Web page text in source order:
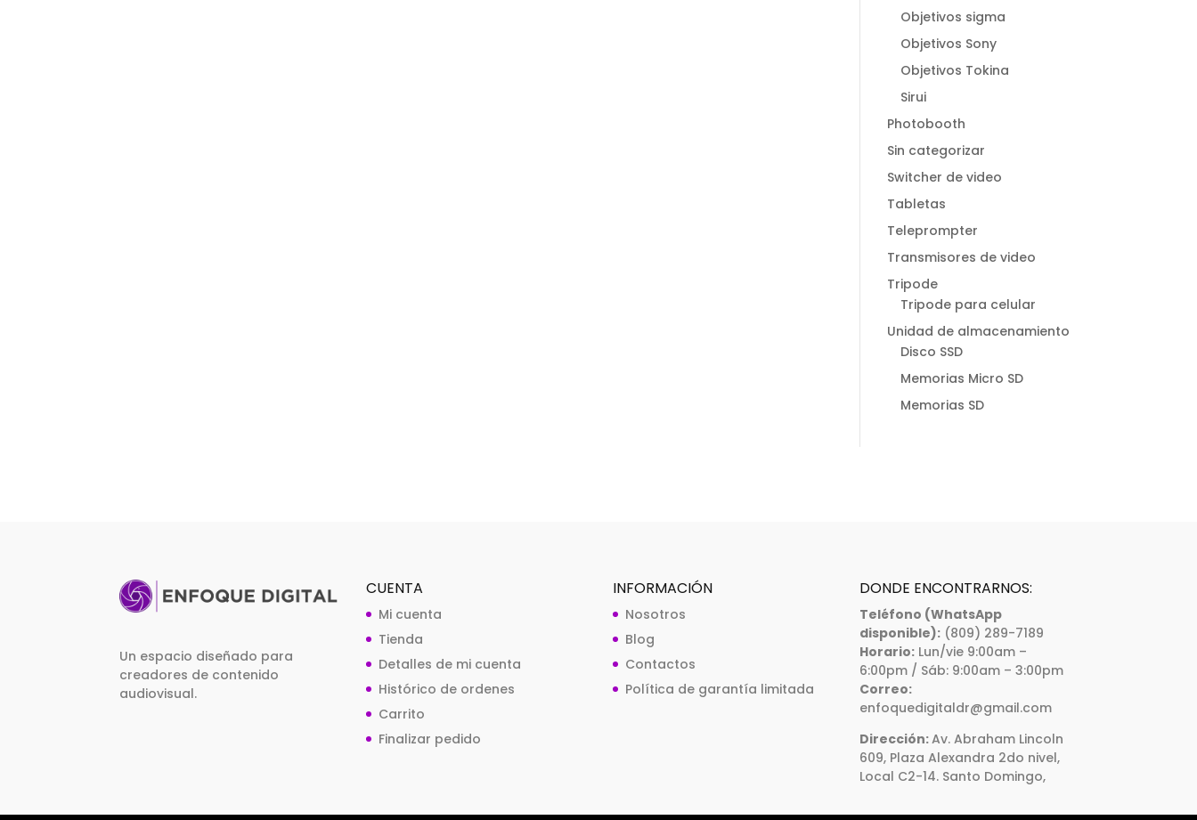
Objetivos sigma
Objetivos Sony
Objetivos Tokina
Sirui
Photobooth
Sin categorizar
Switcher de video
Tabletas
Teleprompter
Transmisores de video
Tripode
Tripode para celular
Unidad de almacenamiento
Disco SSD
Memorias Micro SD
Memorias SD
Un espacio diseñado para
creadores de contenido
audiovisual.
CUENTA
Mi cuenta
Tienda
Detalles de mi cuenta
Histórico de ordenes
Carrito
Finalizar pedido
INFORMACIÓN
Nosotros
Blog
Contactos
Política de garantía limitada
DONDE ENCONTRARNOS:
Teléfono (WhatsApp
disponible):(809) 289-7189
Horario:Lun/vie 9:00am –
6:00pm / Sáb: 9:00am – 3:00pm
Correo:
enfoquedigitaldr@gmail.com
Dirección:Av. Abraham Lincoln
609, Plaza Alexandra 2do nivel,
Local C2-14. Santo Domingo,